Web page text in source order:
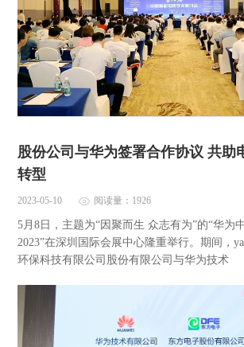
股份公司与华为签署合作协议 共助
转型
2023-05-10 阅读量：1926
5月8日，主题为“因聚而生 众志有为”的“华为
2023”在深圳国际会展中心隆重举行。期间，
环保科技有限公司股份有限公司与华为技术